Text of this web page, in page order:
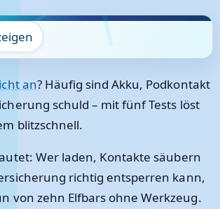
an? Häufig sind Akku, Podkontakt
schuld – mit fünf Tests löst
blitzschnell.
Wer laden, Kontakte säubern
richtig entsperren kann,
von zehn Elfbars ohne Werkzeug.